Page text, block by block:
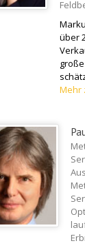
über
Mehr